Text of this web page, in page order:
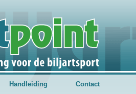
Handleiding Contact